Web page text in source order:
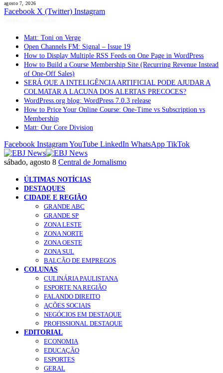
agosto 7, 2026
Facebook X (Twitter) Instagram
Matt: Toni on Verge
Open Channels FM: Signal – Issue 19
How to Display Multiple RSS Feeds on One Page in WordPress
How to Build a Course Membership Site (Recurring Revenue Instead
of One-Off Sales)
SERÁ QUE A INTELIGÊNCIA ARTIFICIAL PODE AJUDAR A
COLMATAR A LACUNA DOS ALERTAS PRECOCES?
WordPress.org blog: WordPress 7.0.3 release
How to Price Your Online Course: One-Time vs Subscription vs
Membership
Matt: Our Core Division
Facebook InstagramYouTube LinkedIn WhatsApp TikTok
sábado, agosto 8 Central de Jornalismo
ÚLTIMAS NOTÍCIAS
DESTAQUES
CIDADE E REGIÃO
GRANDE ABC
GRANDE SP
ZONA LESTE
ZONA NORTE
ZONA OESTE
ZONA SUL
BALCÃO DE EMPREGOS
COLUNAS
CULINÁRIA PAULISTANA
ESPORTE NA REGIÃO
FALANDO DIREITO
AÇÕES SOCIAIS
NEGÓCIOS EM DESTAQUE
PROFISSIONAL DESTAQUE
EDITORIAL
ECONOMIA
EDUCAÇÃO
ESPORTES
GERAL